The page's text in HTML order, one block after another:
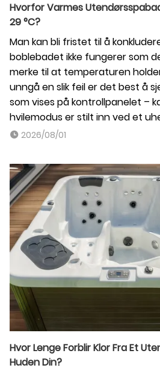
Hvorfor Varmes
29 °C?
Man kan bli fristet til å
boblebadet ikke fungerer som
merke til at temperaturen
unngå en slik feil er det best å
som vises på kontrollpanelet –
hvilemodus er stilt inn ved et
2026/08/01
Hvor Lenge Forblir Klor Fra Et
Huden Din?